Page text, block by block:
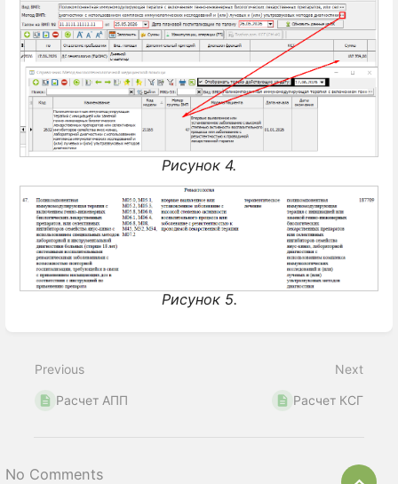
Рисунок 4.
Рисунок 5.
mode
Previous
Расчет АПП
Next
Расчет КСГ
No Comments